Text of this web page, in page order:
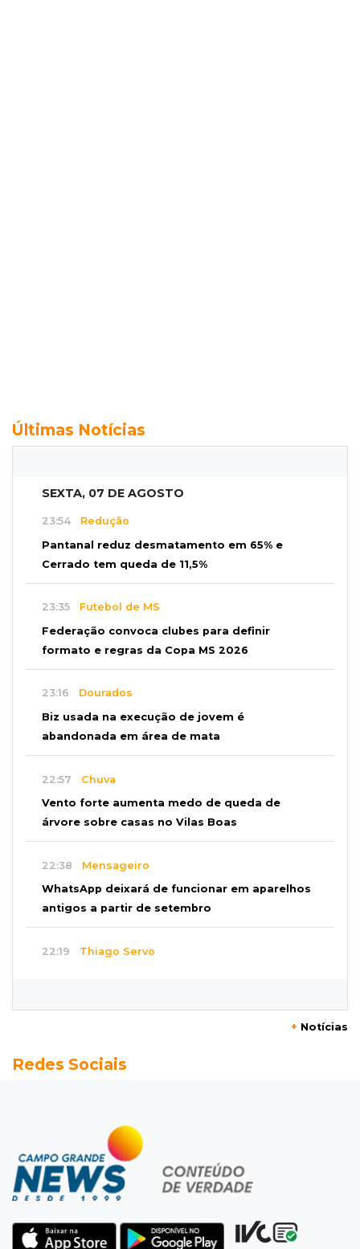
Últimas Notícias
SEXTA, 07 DE AGOSTO
23:54 Redução
Pantanal reduz desmatamento em 65% e
Cerrado tem queda de 11,5%
23:35 Futebol de MS
Federação convoca clubes para definir
formato e regras da Copa MS 2026
23:16 Dourados
Biz usada na execução de jovem é
abandonada em área de mata
22:57 Chuva
Vento forte aumenta medo de queda de
árvore sobre casas no Vilas Boas
22:38 Mensageiro
WhatsApp deixará de funcionar em aparelhos
antigos a partir de setembro
22:19 Thiago Servo
Semana vai começar com 909 novas
Flagrante
Motorista atinge carro parado, perde
retrovisor e foge no Jardim Antártica
“Sinto que ela está por perto”, diz mãe de
+ Notícias
Redes Sociais